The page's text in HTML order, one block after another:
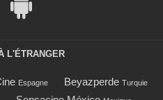
L'ÉTRANGER
Espagne Beyazperde Turquie